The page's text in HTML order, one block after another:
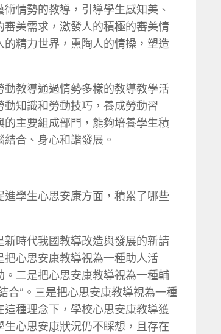
情勢的教導，引導學生感知美、
美需求，激發人的積極的審美情
精力世界，熏陶人的情操，塑造
教導通過情勢多樣的教導教學活
知識和勞動技巧，養成勞動習
主要組成部門，能夠培養學生積
合、身心和諧發展。
學生心思安康方面，積累了哪些
時代我國教導改造與發展的新請
心思安康教導視為一種助人活
二是把心思安康教導視為一種輔
合”。三是把心思安康教導視為一種
種理念下，學校心思安康教導獲
心思安康狀況仍不睬想，且存在